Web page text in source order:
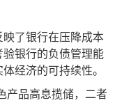
了银行在压降成本
银行的负债管理能
经济的可持续性。
品高息揽储，二者